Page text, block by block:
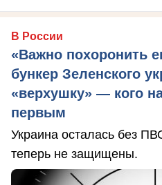
В России
«Важно похоронить
бункер Зеленского
«верхушку» — кого
первым
Украина осталась без
теперь не защищены.